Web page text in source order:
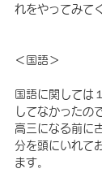
れをやってみて
＜国語＞
国語に関しては
してなかったの
高三になる前に
分を頭にいれて
ます。